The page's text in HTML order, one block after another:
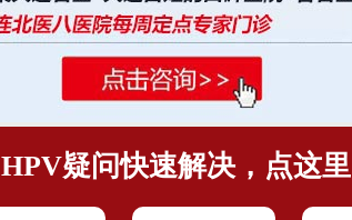
HPV疑问快速解决，点这里